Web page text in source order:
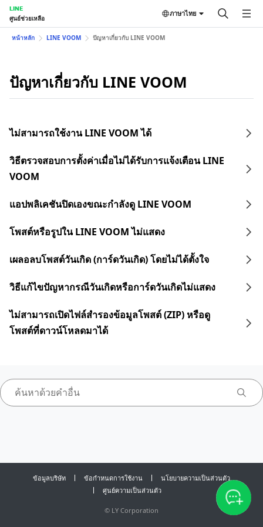
LINE
ศูนย์ช่วยเหลือ
ภาษาไทย
หน้าหลัก LINE VOOM ปัญหาเกี่ยวกับ LINE VOOM
ปัญหาเกี่ยวกับ LINE VOOM
ไม่สามารถใช้งาน LINE VOOM ได้
วิธีตรวจสอบการตั้งค่าเมื่อไม่ได้รับการแจ้งเตือน LINE
VOOM
แอปพลิเคชันปิดเองขณะกำลังดู LINE VOOM
โพสต์หรือรูปใน LINE VOOM ไม่แสดง
เผลอลบโพสต์วันเกิด (การ์ดวันเกิด) โดยไม่ได้ตั้งใจ
วิธีแก้ไขปัญหากรณีวันเกิดหรือการ์ดวันเกิดไม่แสดง
ไม่สามารถเปิดไฟล์สำรองข้อมูลโพสต์ (ZIP) หรือดู
โพสต์ที่ดาวน์โหลดมาได้
ข้อมูลบริษัท ข้อกำหนดการใช้งาน
นโยบายความเป็นส่วนตัว
ศูนย์ความเป็นส่วนตัว
© LY Corporation